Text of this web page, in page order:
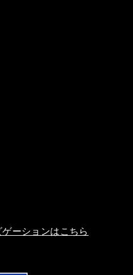
ーションはこちら